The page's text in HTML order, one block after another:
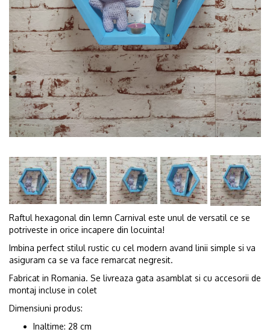
Raftul hexagonal din lemn Carnival este unul de versatil ce se
potriveste in orice incapere din locuinta!
Imbina perfect stilul rustic cu cel modern avand linii simple si va
asiguram ca se va face remarcat negresit.
Fabricat in Romania. Se livreaza gata asamblat si cu accesorii de
montaj incluse in colet
Dimensiuni produs:
Inaltime: 28 cm